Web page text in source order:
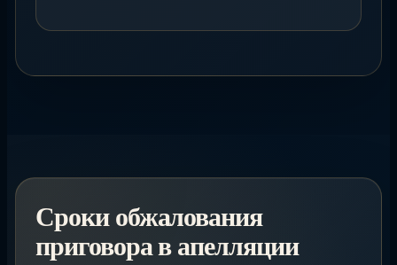
Сроки обжалования
приговора в апелляции